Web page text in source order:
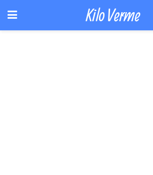
Kilo Verme